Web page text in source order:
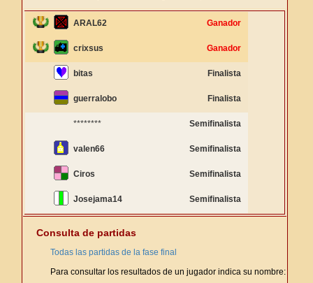
ARAL62 Ganador
crixsus Ganador
bitas Finalista
guerralobo Finalista
******** Semifinalista
valen66 Semifinalista
Ciros Semifinalista
Josejama14 Semifinalista
Consulta de partidas
Todas las partidas de la fase final
Para consultar los resultados de un jugador indica su nombre: